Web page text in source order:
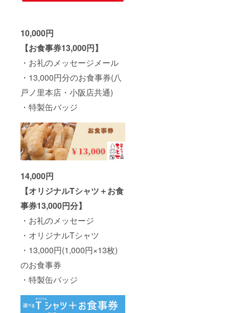
10,000円
【お食事券13,000円】
・お礼のメッセージメール
・13,000円分のお食事券(八
戸ノ里本店・小阪店共通)
・特製缶バッジ
14,000円
【オリジナルTシャツ＋お食
事券13,000円分】
・お礼のメッセージ
・オリジナルTシャツ
・13,000円(1,000円×13枚)
のお食事券
・特製缶バッジ